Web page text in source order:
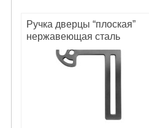
Ручка дверцы “плоская”
нержавеющая сталь